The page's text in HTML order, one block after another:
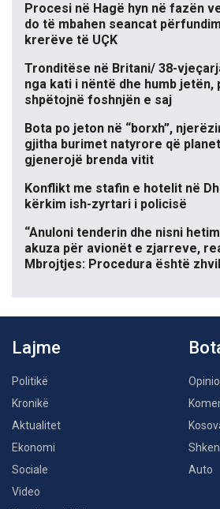
Procesi në Hagë hyn në fazën
do të mbahen seancat
krerëve të UÇK
Tronditëse në Britani/ 38-
nga kati i nëntë dhe humb jetën,
shpëtojnë foshnjën e saj
Bota po jeton në “borxh”,
gjitha burimet natyrore që
gjenerojë brenda vitit
Konflikt me stafin e hotelit në
kërkim ish-zyrtari i policisë
“Anuloni tenderin dhe nisni
akuza për avionët e zjarreve,
Mbrojtjes: Procedura është
Lajme
Politikë
Kronikë
Aktualitet
Ekonomi
Sociale
Video
Auto